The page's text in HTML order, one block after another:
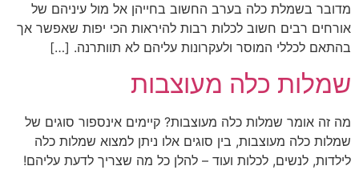
מדובר בשמלת כלה בערב החשוב בחייהן אל מול עיניהם של
אורחים רבים חשוב לכלות רבות להיראות הכי יפות שאפשר אך
בהתאם לכללי המוסר ולעקרונות עליהם לא תוותרנה. […]
שמלות כלה מעוצבות
מה זה אומר שמלות כלה מעוצבות? קיימים אינספור סוגים של
שמלות כלה מעוצבות, בין סוגים אלו ניתן למצוא שמלות כלה
לילדות, לנשים, לכלות ועוד – להלן כל מה שצריך לדעת עליהם!